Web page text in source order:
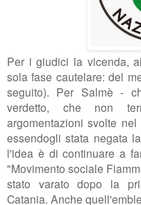
Per i giudici la vicenda,
sola fase cautelare: del
seguito). Per Salmè -
verdetto, che non
argomentazioni svolte
essendogli stata negata
l'idea è di continuare a
"Movimento sociale
stato varato dopo la
Catania. Anche